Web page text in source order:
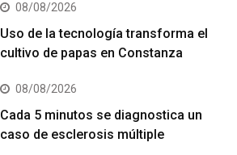
08/08/2026
Uso de la tecnología transforma el
cultivo de papas en Constanza
08/08/2026
Cada 5 minutos se diagnostica un
caso de esclerosis múltiple